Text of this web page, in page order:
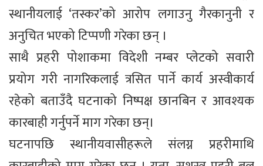
स्थानीयलाई ‘तस्कर’को आरोप लगाउनु गैरकानुनी र
अनुचित भएको टिप्पणी गरेका छन् ।
साथै प्रहरी पोशाकमा विदेशी नम्बर प्लेटको सवारी
प्रयोग गरी नागरिकलाई त्रसित पार्ने कार्य अस्वीकार्य
रहेको बताउँदै घटनाको निष्पक्ष छानबिन र आवश्यक
कारबाही गर्नुपर्ने माग गरेका छन्।
घटनापछि स्थानीयवासीहरूले संलग्न प्रहरीमाथि